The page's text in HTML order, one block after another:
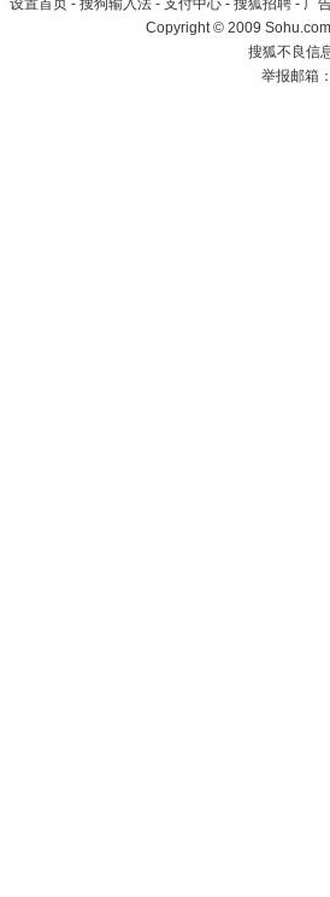
设置首页 - 搜狗输入法 - 支付中心 - 搜狐招聘 - 广
Copyright © 2009
搜狐不良信
举报邮箱